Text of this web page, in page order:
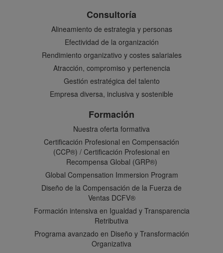
Consultoría
Alineamiento de estrategia y personas
Efectividad de la organización
Rendimiento organizativo y costes salariales
Atracción, compromiso y pertenencia
Gestión estratégica del talento
Empresa diversa, inclusiva y sostenible
Formación
Nuestra oferta formativa
Certificación Profesional en Compensación
(CCP®) / Certificación Profesional en
Recompensa Global (GRP®)
Global Compensation Immersion Program
Diseño de la Compensación de la Fuerza de
Ventas DCFV®
Formación intensiva en Igualdad y Transparencia
Retributiva
Programa avanzado en Diseño y Transformación
Organizativa